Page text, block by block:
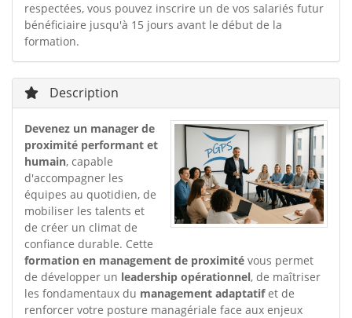
respectées, vous pouvez inscrire un de vos salariés futur
bénéficiaire jusqu'à 15 jours avant le début de la
formation.
Description
Devenez un manager de
proximité performant et
humain, capable
d'accompagner les
équipes au quotidien, de
mobiliser les talents et
de créer un climat de
confiance durable. Cette
formation en management de proximité vous permet
de développer un leadership opérationnel, de maîtriser
les fondamentaux du management adaptatifet de
renforcer votre posture managériale face aux enjeux